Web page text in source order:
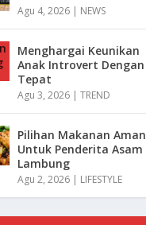
Agu 4, 2026 | NEWS
Menghargai Keunikan
Anak Introvert Dengan
Tepat
Agu 3, 2026 |TREND
Pilihan Makanan Aman
Untuk Penderita Asam
Lambung
Agu 2, 2026 | LIFESTYLE